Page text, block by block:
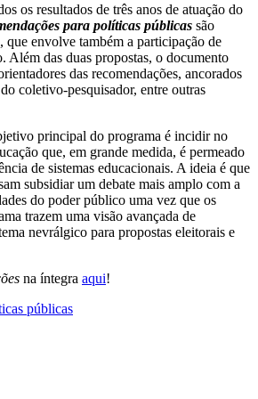
os resultados de três anos de atuação do
para políticas públicas são
que envolve também a participação de
Além das duas propostas, o documento
das recomendações, ancorados
coletivo-pesquisador, entre outras
principal do programa é incidir no
que, em grande medida, é permeado
de sistemas educacionais. A ideia é que
subsidiar um debate mais amplo com a
do poder público uma vez que os
trazem uma visão avançada de
nevrálgico para propostas eleitorais e
na íntegra aqui!
públicas